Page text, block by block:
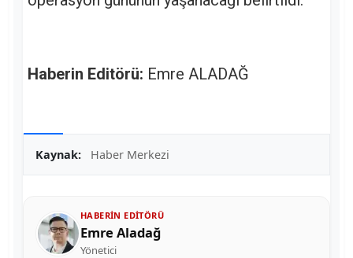
Haberin Editörü: Emre ALADAĞ
Kaynak: Haber Merkezi
HABERIN EDITÖRÜ
Emre Aladağ
Yönetici